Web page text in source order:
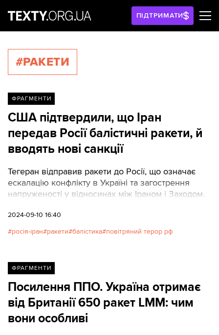
ПІДТРИМАТИ
#РАКЕТИ
ФРАГМЕНТИ
США підтвердили, що Іран
передав Росії балістичні ракети, й
вводять нові санкції
Тегеран відправив ракети до Росії, що означає
ескалацію конфлікту в Україні та загострення
напруженості у відносинах між Іраном і Заходом.
2024-09-10 16:40
росія-іран ракети балістика повітряний терор рф
ФРАГМЕНТИ
Посилення ППО. Україна отримає
від Британії 650 ракет LMM: чим
вони особливі